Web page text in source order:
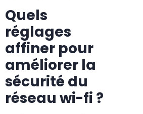
Quels
réglages
affiner pour
améliorer la
sécurité du
réseau wi-fi ?